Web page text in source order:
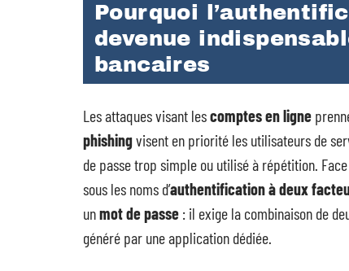
Pourquoi
devenue
bancaires
Les attaques visant lescomptes en ligne
phishingvisent en priorité les utilisateurs de
de passe trop simple ou utilisé à répétition.
sous les noms d’authentification à deux
unmot de passe : il exige la combinaison de
généré par une application dédiée.